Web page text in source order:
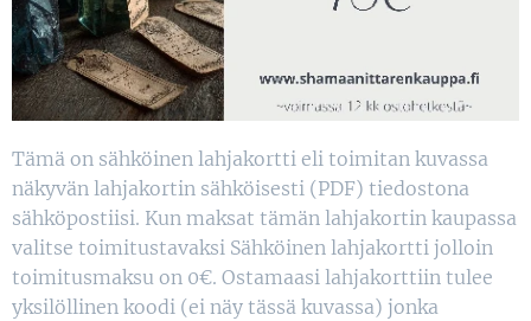
Tämä on sähköinen lahjakortti eli toimitan kuvassa
näkyvän lahjakortin sähköisesti (PDF) tiedostona
sähköpostiisi. Kun maksat tämän lahjakortin kaupassa
valitse toimitustavaksi Sähköinen lahjakortti jolloin
toimitusmaksu on 0€. Ostamaasi lahjakorttiin tulee
yksilöllinen koodi (ei näy tässä kuvassa) jonka